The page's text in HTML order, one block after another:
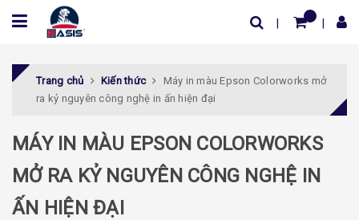
Trang chủ Kiến thức
Máy in màu Epson Colorworks mở
ra kỷ nguyên công nghệ in ấn hiện đại
MÁY IN MÀU EPSON COLORWORKS
MỞ RA KỶ NGUYÊN CÔNG NGHỆ IN
ẤN HIỆN ĐẠI